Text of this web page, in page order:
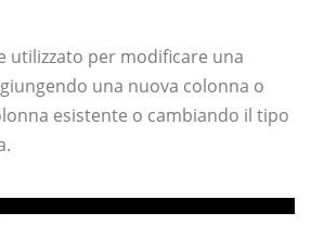
utilizzato per modificare una
una nuova colonna o
esistente o cambiando il tipo